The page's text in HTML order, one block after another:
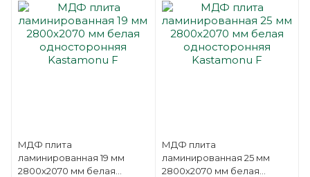
МДФ плита
ламинированная 19 мм
2800х2070 мм белая
МДФ плита
ламинированная 25 мм
2800х2070 мм белая